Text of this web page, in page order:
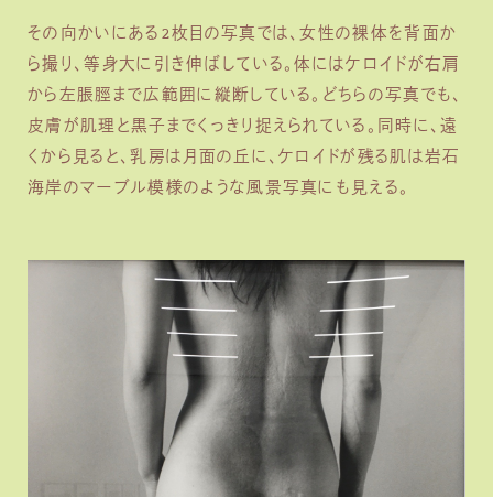
その向かいにある2枚目の写真では、女性の裸体を背面か
ら撮り、等身大に引き伸ばしている。体にはケロイドが右肩
から左脹脛まで広範囲に縦断している。どちらの写真でも、
皮膚が肌理と黒子までくっきり捉えられている。同時に、遠
くから見ると、乳房は月面の丘に、ケロイドが残る肌は岩石
海岸のマーブル模様のような風景写真にも見える。